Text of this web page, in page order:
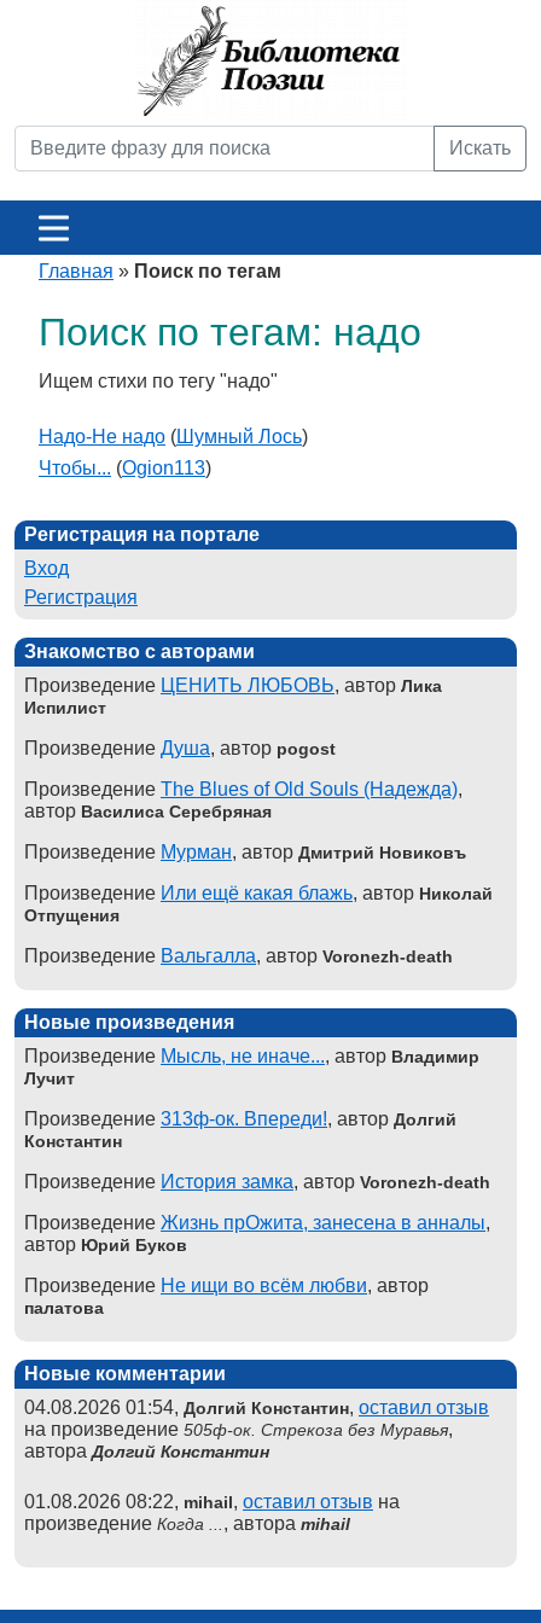
Искать
Главная » Поиск по тегам
Поиск по тегам: надо
Ищем стихи по тегу "надо"
Надо-Не надо (Шумный Лось)
Чтобы... (Ogion113)
Регистрация на портале
Вход
Регистрация
Знакомство с авторами
Произведение ЦЕНИТЬ ЛЮБОВЬ, автор Лика
Испилист
Произведение Душа, автор pogost
Произведение The Blues of Old Souls (Надежда),
автор Василиса Серебряная
Произведение Мурман, автор Дмитрий Новиковъ
Произведение Или ещё какая блажь, автор Николай
Отпущения
Произведение Вальгалла, автор Voronezh-death
Новые произведения
Произведение Мысль, не иначе..., автор Владимир
Лучит
Произведение 313ф-ок. Впереди!, автор Долгий
Константин
Произведение История замка, автор Voronezh-death
Произведение Жизнь прОжита, занесена в анналы,
автор Юрий Буков
Произведение Не ищи во всём любви, автор
палатова
Новые комментарии
04.08.2026 01:54, Долгий Константин, оставил отзыв
на произведение 505ф-ок. Стрекоза без Муравья,
автораДолгий Константин
01.08.2026 08:22, mihail, оставил отзыв на
произведение Когда ... , автора mihail